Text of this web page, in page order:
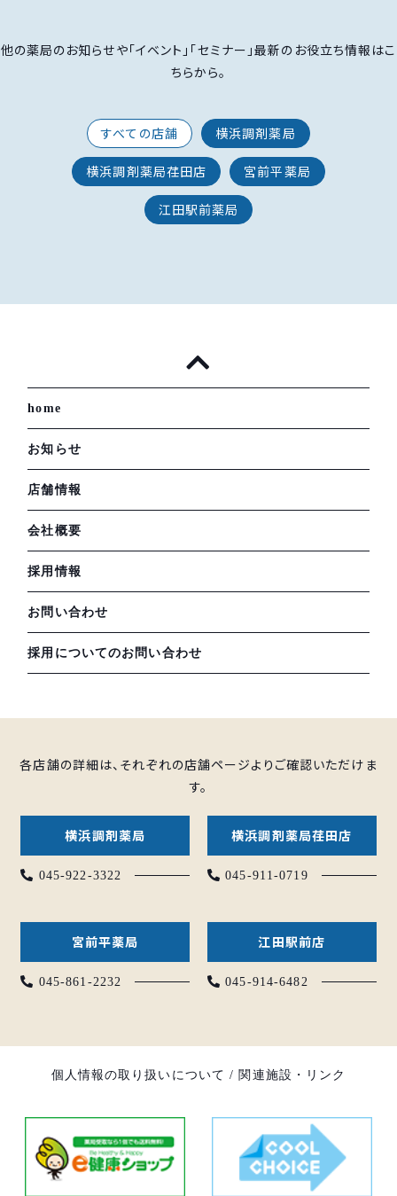
他の薬局のお知らせや「イベント」「セミナー」最新のお役立ち情報はこ
ちらから。
すべての店舗 横浜調剤薬局
横浜調剤薬局荏田店 宮前平薬局
江田駅前薬局
home
お知らせ
店舗情報
会社概要
採用情報
お問い合わせ
採用についてのお問い合わせ
各店舗の詳細は、それぞれの店舗ページよりご確認いただけま
す。
横浜調剤薬局
045-922-3322
横浜調剤薬局荏田店
045-911-0719
宮前平薬局
045-861-2232
江田駅前店
045-914-6482
個人情報の取り扱いについて / 関連施設・リンク